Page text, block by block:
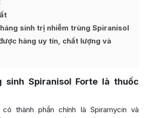
sinh trị nhiễm trùng Spiranisol
hàng uy tín, chất lượng và
sinh Spiranisol Forte là thuốc
có thành phần chính là Spiramycin và